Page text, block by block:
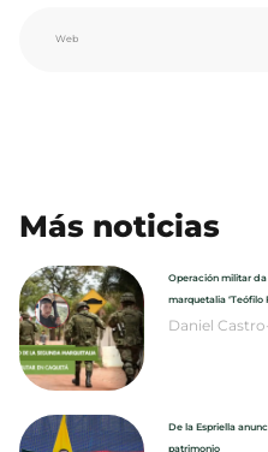
Más noticias
Operación militar
marquetalia ‘Teófilo
Daniel
De la Espriella
patrimonio